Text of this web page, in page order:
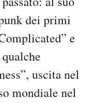
dei primi
e
uscita nel
mondiale nel